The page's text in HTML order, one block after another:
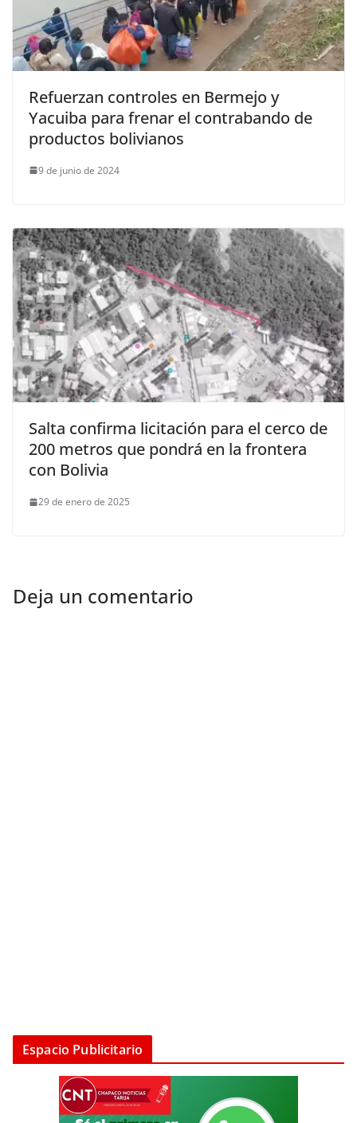
Refuerzan controles en Bermejo y
Yacuiba para frenar el contrabando de
productos bolivianos
9 de junio de 2024
Salta confirma licitación para el cerco de
200 metros que pondrá en la frontera
con Bolivia
29 de enero de 2025
Deja un comentario
Espacio Publicitario